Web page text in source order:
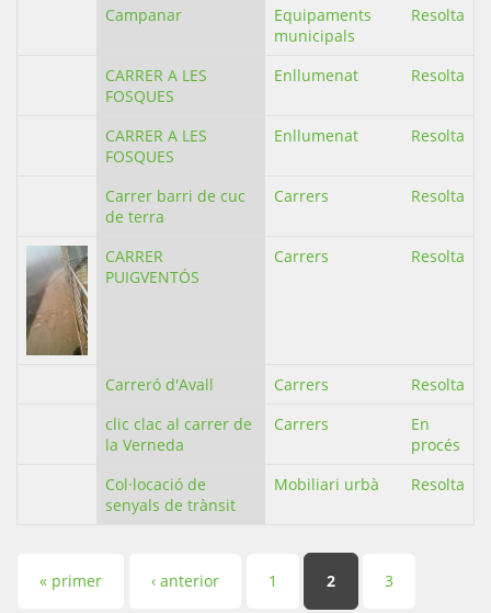
Campanar
Equipaments
municipals
Resolta
CARRER A LES
FOSQUES
Enllumenat Resolta
CARRER A LES
FOSQUES
Enllumenat Resolta
Carrer barri de cuc
de terra
Carrers Resolta
CARRER
PUIGVENTÓS
Carrers Resolta
Carreró d'Avall Carrers
Resolta
clic clac al carrer de
la Verneda
Carrers
En
procés
Col·locació de
senyals de trànsit
Mobiliari urbà Resolta
Pàgines
« primer ‹ anterior 1 2 3